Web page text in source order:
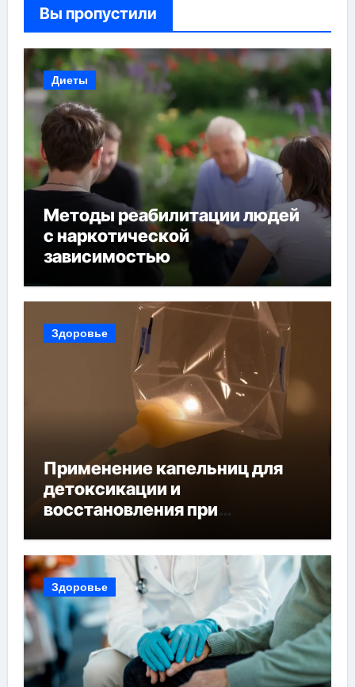
Вы пропустили
Диеты
Методы реабилитации людей
с наркотической
зависимостью
Здоровье
Применение капельниц для
детоксикации и
восстановления при
Здоровье